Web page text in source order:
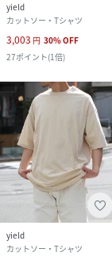
yield
カットソー・Tシャツ
3,003 円 30%OFF
27ポイント(1倍)
yield
カットソー・Tシャツ